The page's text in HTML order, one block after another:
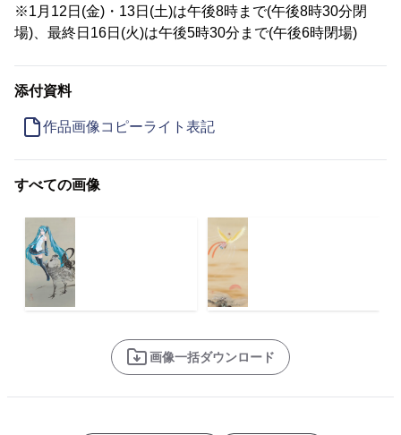
※1月12日(金)・13日(土)は午後8時まで(午後8時30分閉
場)、最終日16日(火)は午後5時30分まで(午後6時閉場)
添付資料
作品画像コピーライト表記
すべての画像
画像一括ダウンロード